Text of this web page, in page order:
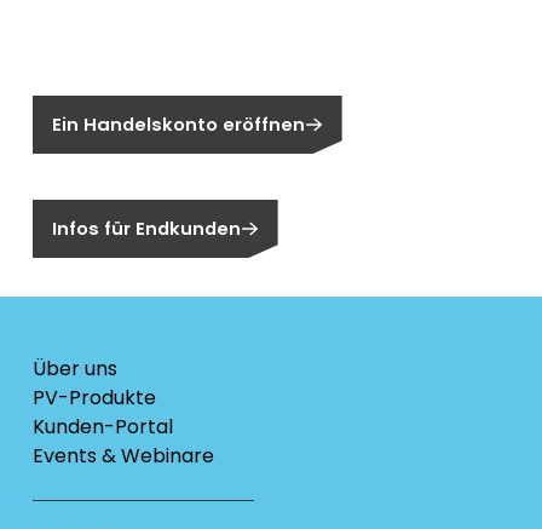
Ein Handelskonto eröffnen
Infos für Endkunden
Über uns
PV-Produkte
Kunden-Portal
Events & Webinare